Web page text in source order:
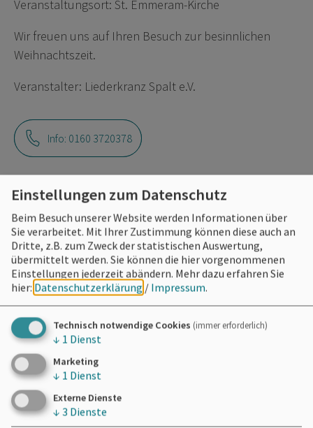
Veranstaltungsort: St. Emmeram-Kirche
Wir freuen uns auf Ihren Besuch zur besinnlichen
Weihnachtszeit.
Veranstalter: Liederkranz Spalt e.V.
Info: 0160 3720378
Eintrittspreise
Regulär:12,- €
Ermäßigt:10,- €
Für Kinder bis 16 Jahre ist der Eintritt frei
Möchten Sie von
bereitgestellte externe Inhalte laden?
Einstellungen zum Datenschutz
Beim Besuch unserer Website werden Informationen über
Sie verarbeitet. Mit Ihrer Zustimmung können diese auch an
Dritte, z.B. zum Zweck der statistischen Auswertung,
übermittelt werden. Sie können die hier vorgenommenen
Einstellungen jederzeit abändern. Mehr dazu erfahren Sie
hier: Datenschutzerklärung / Impressum.
Technisch notwendige Cookies (immer erforderlich)
↓ 1 Dienst
Marketing
↓ 1 Dienst
Externe Dienste
↓ 3 Dienste